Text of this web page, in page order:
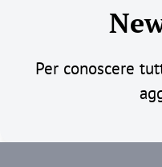
Per conoscere